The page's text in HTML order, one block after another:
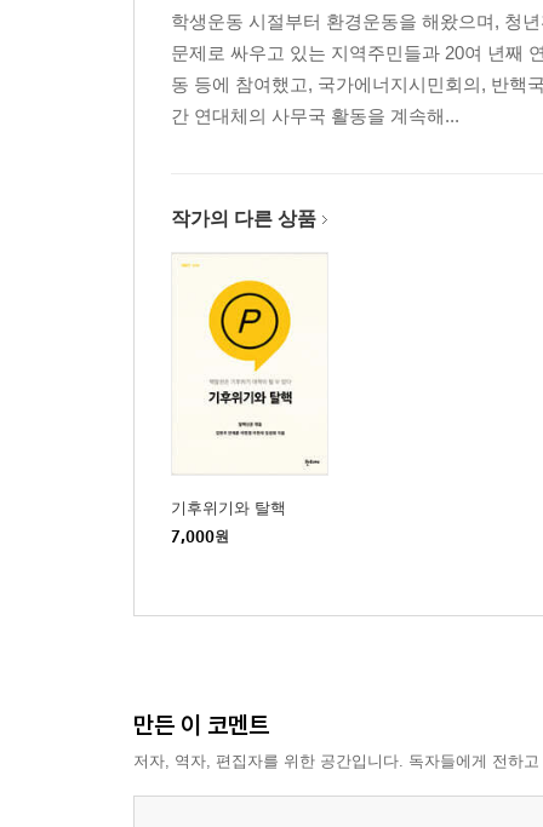
1.5℃ 라이프스타일
기후재난 돌봄
물질 돌봄과 상품 돌봄
제로 웨이스트
시민불복종
학생운동 시절부터 환경운동을 해왔으며, 청
문제로 싸우고 있는 지역주민들과 20여 년째
동 등에 참여했고, 국가에너지시민회의, 반핵
간 연대체의 사무국 활동을 계속해...
작가의 다른 상품
기후위기와 탈핵
7,000원
만든 이 코멘트
저자, 역자, 편집자를 위한 공간입니다. 독자들에게 전하